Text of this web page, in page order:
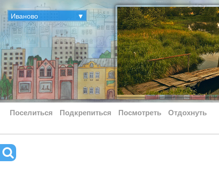
Иваново ▼
Поселиться Подкрепиться Посмотреть Отдохнуть